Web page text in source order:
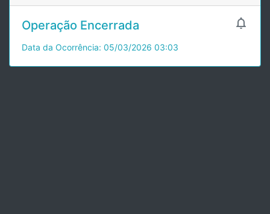

Operação Encerrada
Data da Ocorrência: 05/03/2026 03:03